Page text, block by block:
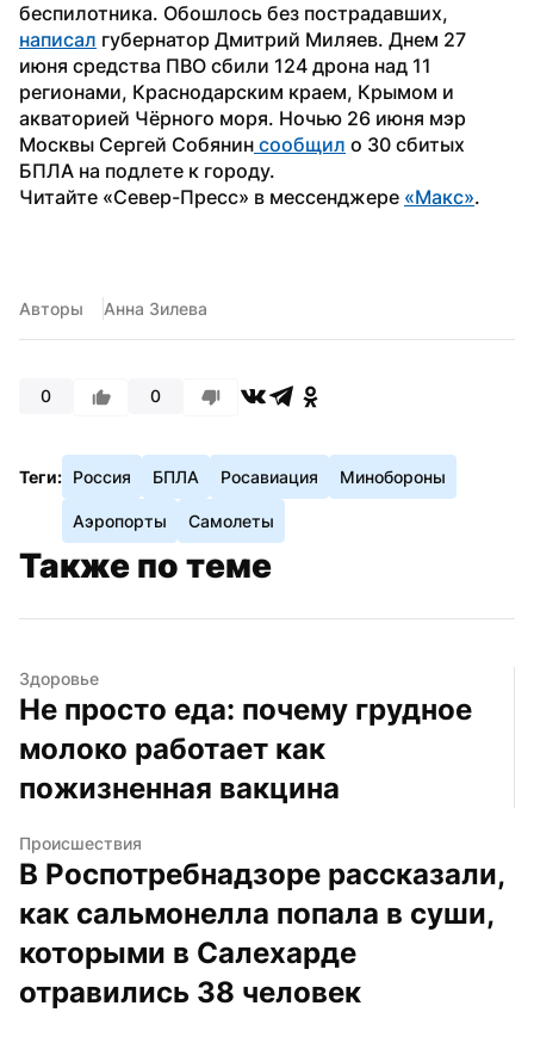
написал губернатор Дмитрий Миляев. Днем 27
июня средства ПВО сбили 124 дрона над 11
регионами, Краснодарским краем, Крымом и
акваторией Чёрного моря. Ночью 26 июня мэр
Москвы Сергей Собянин сообщил о 30 сбитых
БПЛА на подлете к городу.
Читайте «Север-Пресс» в мессенджере «Макс».
Авторы Анна Зилева
0 0
Теги: Россия БПЛА Росавиация Минобороны
Аэропорты Самолеты
Также по теме
Здоровье
Не просто еда: почему грудное
молоко работает как
пожизненная вакцина
Происшествия
В Роспотребнадзоре рассказали,
как сальмонелла попала в суши,
которыми в Салехарде
отравились 38 человек